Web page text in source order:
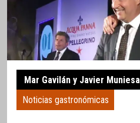
Mar Gavilán y Javier Muniesa
Noticias gastronómicas